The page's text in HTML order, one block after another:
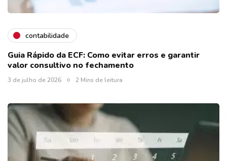
contabilidade
Guia Rápido da ECF: Como evitar erros e garantir
valor consultivo no fechamento
3 de julho de 2026 2 Mins de leitura